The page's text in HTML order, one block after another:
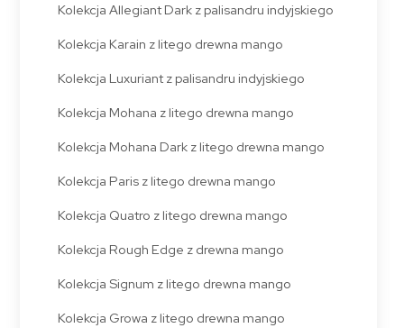
Kolekcja Allegiant Dark z palisandru indyjskiego
Kolekcja Karain z litego drewna mango
Kolekcja Luxuriant z palisandru indyjskiego
Kolekcja Mohana z litego drewna mango
Kolekcja Mohana Dark z litego drewna mango
Kolekcja Paris z litego drewna mango
Kolekcja Quatro z litego drewna mango
Kolekcja Rough Edge z drewna mango
Kolekcja Signum z litego drewna mango
Kolekcja Growa z litego drewna mango